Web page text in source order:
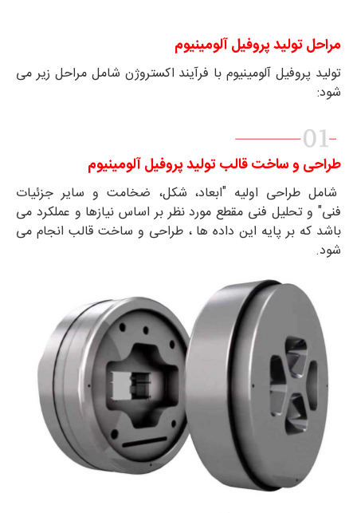
مراحل تولید پروفیل آلومینیوم
تولید پروفیل آلومینیوم با فرآیند اکستروژن شامل مراحل زیر می
شود:
طراحی و ساختقالب تولید پروفیل آلومینیوم
شامل طراحی اولیه "ابعاد، شکل، ضخامت و سایر جزئیات
فنی" و تحلیل فنی مقطع مورد نظر بر اساس نیازها و عملکرد می
باشد که بر پایه این داده ها ، طراحی و ساخت قالب انجام می
شود.